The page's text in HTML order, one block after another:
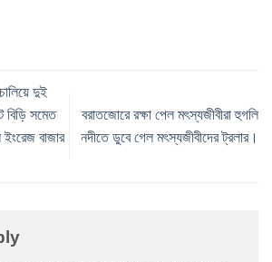
দুই
বিড়ি সমেত
বাজার
বরাতজোরে রক্ষা পেল মৎস্যজীবীরা হুগলি
নদীতে ডুবে গেল মৎস্যজীবীদের ট্রলার।